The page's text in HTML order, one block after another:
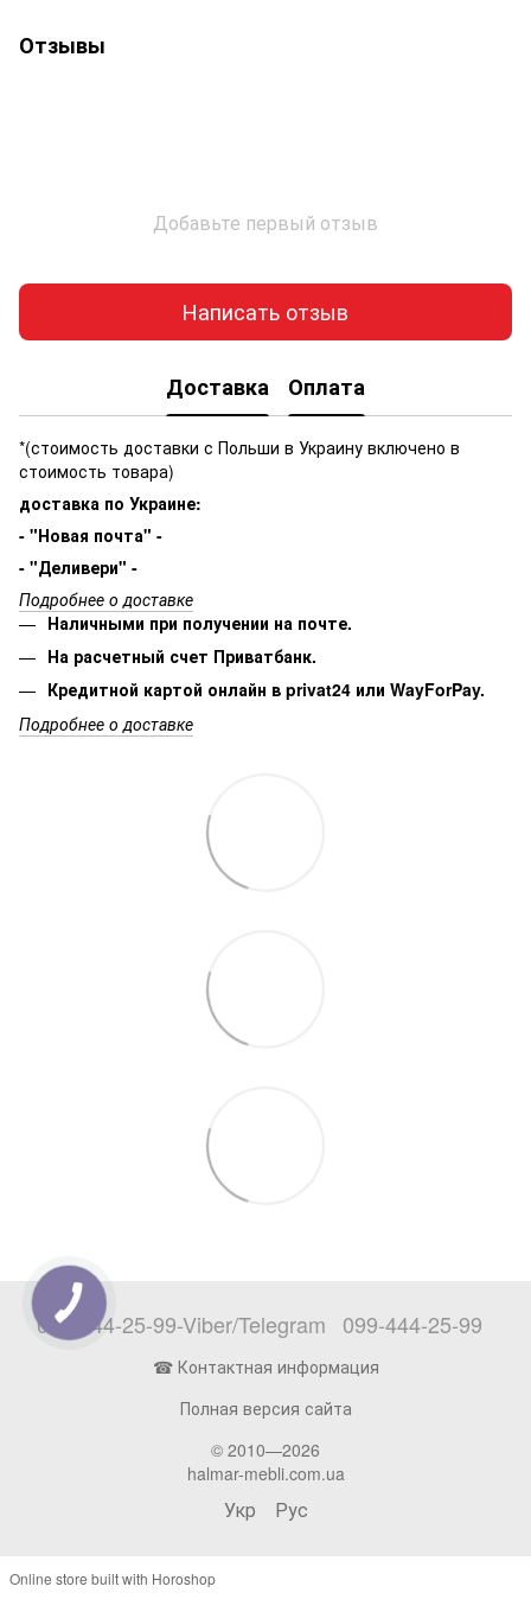
Отзывы
Добавьте первый отзыв
Написать отзыв
Доставка Оплата
*(стоимость доставки с Польши в Украину включено в
стоимость товара)
доставка по Украине:
- "Новая почта" -
- "Деливери" -
Подробнее о доставке
Наличными при получении на почте.
На расчетный счет Приватбанк.
Кредитной картой онлайн в privat24 или WayForPay.
Подробнее о доставке
097-444-25-99-Viber/Telegram 099-444-25-99
☎ Контактная информация
Полная версия сайта
© 2010—2026
halmar-mebli.com.ua
Укр Рус
Online store built with Horoshop